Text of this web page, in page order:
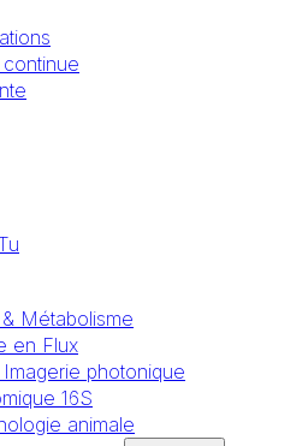
Métabolisme
en Flux
Imagerie photonique
16S
animale